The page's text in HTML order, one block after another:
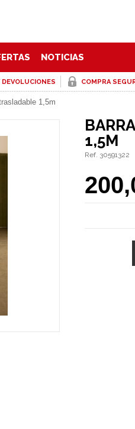
NOTICIAS
DEVOLUCIONES COMPRA
1,5m
1,5M
Ref. 30591322